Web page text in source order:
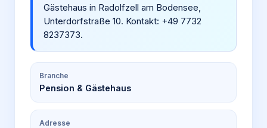
Gästehaus in Radolfzell am Bodensee,
Unterdorfstraße 10. Kontakt: +49 7732
8237373.
Branche
Pension & Gästehaus
Adresse